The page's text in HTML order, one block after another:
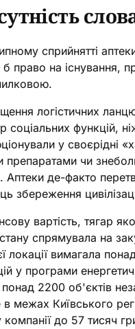
сприйнятті
на існування,
логістичних
функцій,
у своєрідні
препаратами чи
де-факто
збереження
вартість, тягар
спрямувала на
вимагала
у програми
2200 об'єктів
Київського
до 57 тисяч